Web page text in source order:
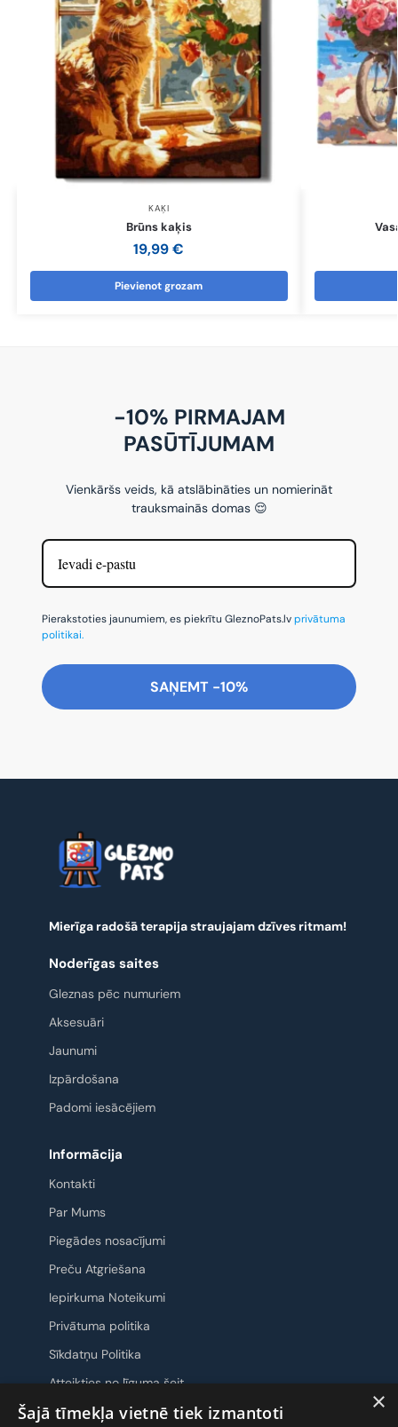
KAĶI
Brūns kaķis
19,99€
Pievienot grozam
-10% PIRMAJAM
PASŪTĪJUMAM
Vienkāršs veids, kā atslābināties un nomierināt
trauksmainās domas 😌
Pierakstoties jaunumiem, es piekrītu GleznoPats.lvprivātuma
politikai.
SAŅEMT -10%
Mierīga radošā terapija straujajam dzīves ritmam!
Noderīgas saites
Gleznas pēc numuriem
Aksesuāri
Jaunumi
Izpārdošana
Padomi iesācējiem
Informācija
Kontakti
Par Mums
Piegādes nosacījumi
Preču Atgriešana
Iepirkuma Noteikumi
Privātuma politika
Sīkdatņu Politika
Atteikties no līguma šeit
×
Šajā tīmekļa vietnē tiek izmantoti